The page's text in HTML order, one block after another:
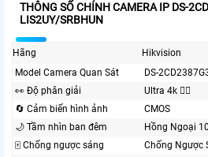
THÔNG SỐ CHÍNH CAMERA IP DS-
LIS2UY/SRBHUN
Hãng
Hikvision
Model Camera Quan Sát
DS-
️👀 Độ phân giải
Ultra 4k 👍🏾
🔄 Cảm biến hình ảnh
CMOS
🌙 Tầm nhìn ban đêm
Hồng Ngoại
🀄 Chống ngược sáng
Chống Ngược